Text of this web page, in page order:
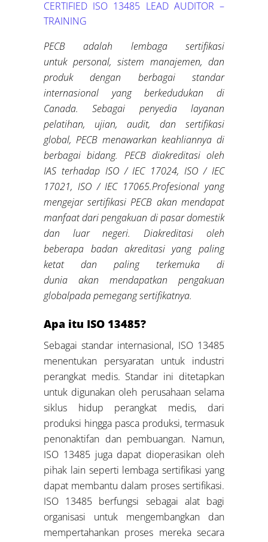
CERTIFIED ISO 13485 LEAD AUDITOR –
TRAINING
PECB adalah lembaga sertifikasi
untukpersonal, sistem manajemen, dan
produk dengan berbagai standar
internasional yang berkedudukan di
Canada.
Sebagai penyedia layanan
pelatihan, ujian, audit, dan sertifikasi
global, PECB menawarkan keahliannya di
berbagai bidang. PECB diakreditasi oleh
IAS terhadap ISO / IEC 17024, ISO / IEC
17021, ISO / IEC 17065.Profesional yang
mengejar sertifikasi PECB akan mendapat
manfaat dari pengakuan di pasar domestik
dan luar negeri. Diakreditasi oleh
beberapa badan akreditasi yang paling
ketat dan paling terkemuka di
duniaakan mendapatkan pengakuan
globalpada pemegang sertifikatnya.
Apa itu ISO 13485?
Sebagai standar internasional, ISO 13485
menentukan persyaratan untuk industri
perangkat medis. Standar ini ditetapkan
untuk digunakan oleh perusahaan selama
siklus hidup perangkat medis, dari
produksi hingga pasca produksi, termasuk
penonaktifan dan pembuangan. Namun,
ISO 13485 juga dapat dioperasikan oleh
pihak lain seperti lembaga sertifikasi yang
dapat membantu dalam proses sertifikasi.
ISO 13485 berfungsi sebagai alat bagi
organisasi untuk mengembangkan dan
mempertahankan proses mereka secara